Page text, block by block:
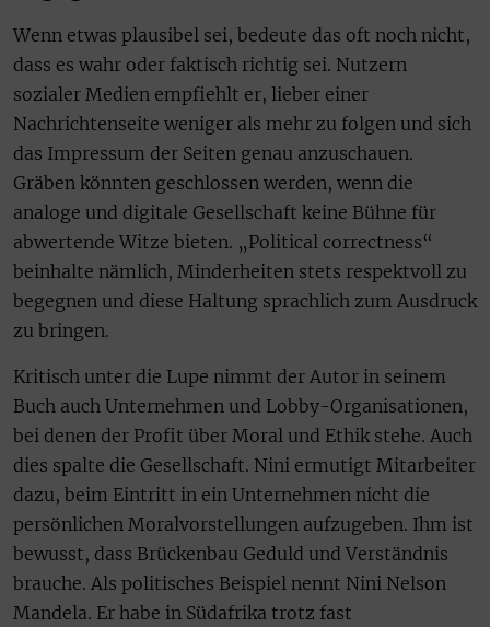
Wenn etwas plausibel sei, bedeute das oft noch nicht,
dass es wahr oder faktisch richtig sei. Nutzern
sozialer Medien empfiehlt er, lieber einer
Nachrichtenseite weniger als mehr zu folgen und sich
das Impressum der Seiten genau anzuschauen.
Gräben könnten geschlossen werden, wenn die
analoge und digitale Gesellschaft keine Bühne für
abwertende Witze bieten. „Political correctness“
beinhalte nämlich, Minderheiten stets respektvoll zu
begegnen und diese Haltung sprachlich zum Ausdruck
zu bringen.
Kritisch unter die Lupe nimmt der Autor in seinem
Buch auch Unternehmen und Lobby-Organisationen,
bei denen der Profit über Moral und Ethik stehe. Auch
dies spalte die Gesellschaft. Nini ermutigt Mitarbeiter
dazu, beim Eintritt in ein Unternehmen nicht die
persönlichen Moralvorstellungen aufzugeben. Ihm ist
bewusst, dass Brückenbau Geduld und Verständnis
brauche. Als politisches Beispiel nennt Nini Nelson
Mandela. Er habe in Südafrika trotz fast